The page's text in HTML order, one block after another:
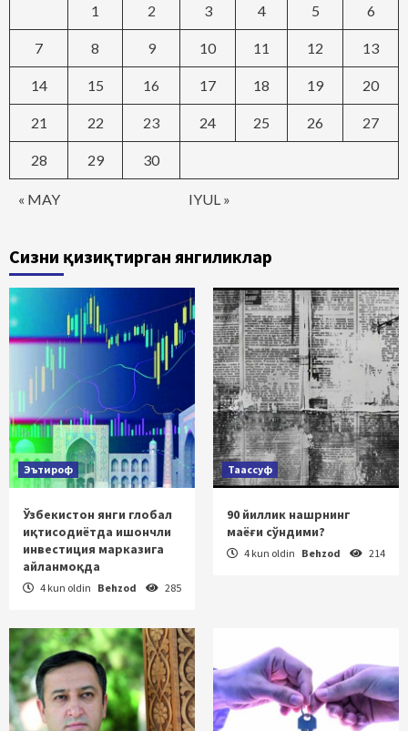
« MAY IYUL »
1 2 3 4 5 6
7 8 9 10 11 12 13
14 15 16 17 18 19 20
21 22 23 24 25 26 27
28 29 30
Сизни қизиқтирган янгиликлар
Эътироф
Ўзбекистон янги глобал
иқтисодиётда ишончли
инвестиция марказига
айланмоқда
4 kun oldin Behzod 285
Таассуф
90 йиллик нашрнинг
маёғи сўндими?
4 kun oldin Behzod 214